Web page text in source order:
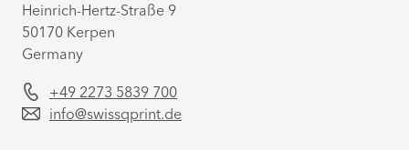
Heinrich-Hertz-Straße 9
50170 Kerpen
Germany
+49 2273 5839 700
info@swissqprint.de